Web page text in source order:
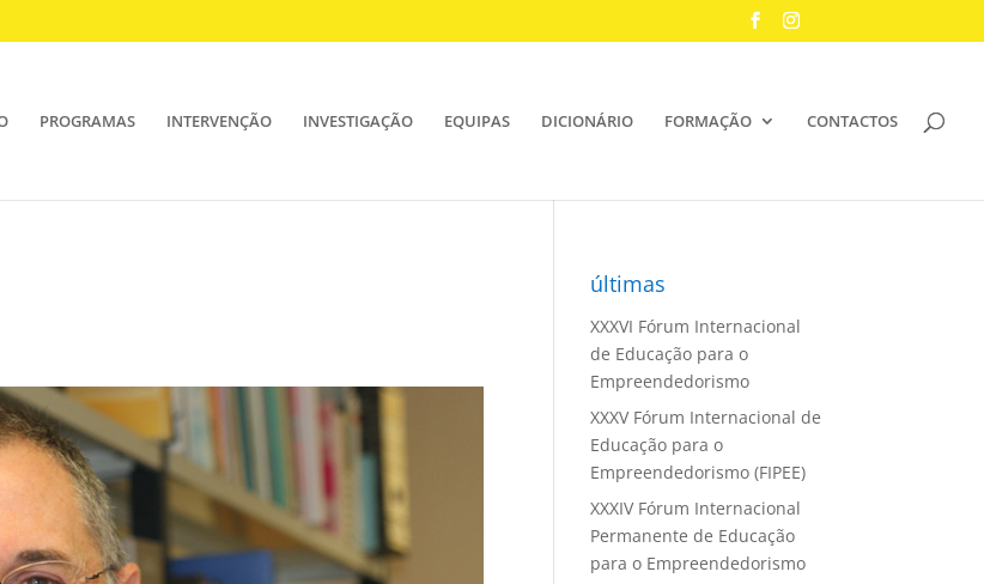
PROGRAMAS INTERVENÇÃO INVESTIGAÇÃO EQUIPAS DICIONÁRIO FORMAÇÃO CONTACTOS
últimas
XXXVI Fórum Internacional
de Educação para o
Empreendedorismo
XXXV Fórum Internacional de
Educação para o
Empreendedorismo (FIPEE)
XXXIV Fórum Internacional
Permanente de Educação
para o Empreendedorismo